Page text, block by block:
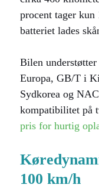
procent tager
batteriet lades
Bilen
Europa, GB/T i
Sydkorea og
kompatibilitet på
pris for hurtig
100 km/h